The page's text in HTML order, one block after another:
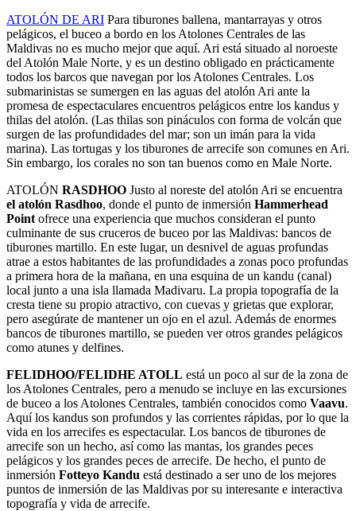
ATOLÓN DE ARI Para tiburones ballena, mantarrayas y otros
pelágicos, el buceo a bordo en los Atolones Centrales de las
Maldivas no es mucho mejor que aquí. Ari está situado al noroeste
del Atolón Male Norte, y es un destino obligado en prácticamente
todos los barcos que navegan por los Atolones Centrales. Los
submarinistas se sumergen en las aguas del atolón Ari ante la
promesa de espectaculares encuentros pelágicos entre los kandus y
thilas del atolón. (Las thilas son pináculos con forma de volcán que
surgen de las profundidades del mar; son un imán para la vida
marina). Las tortugas y los tiburones de arrecife son comunes en Ari.
Sin embargo, los corales no son tan buenos como en Male Norte.
ATOLÓN RASDHOO Justo al noreste del atolón Ari se encuentra
el atolón Rasdhoo, donde el punto de inmersión Hammerhead
Point ofrece una experiencia que muchos consideran el punto
culminante de sus cruceros de buceo por las Maldivas: bancos de
tiburones martillo. En este lugar, un desnivel de aguas profundas
atrae a estos habitantes de las profundidades a zonas poco profundas
a primera hora de la mañana, en una esquina de un kandu (canal)
local junto a una isla llamada Madivaru. La propia topografía de la
cresta tiene su propio atractivo, con cuevas y grietas que explorar,
pero asegúrate de mantener un ojo en el azul. Además de enormes
bancos de tiburones martillo, se pueden ver otros grandes pelágicos
como atunes y delfines.
FELIDHOO/FELIDHE ATOLL está un poco al sur de la zona de
los Atolones Centrales, pero a menudo se incluye en las excursiones
de buceo a los Atolones Centrales, también conocidos como Vaavu.
Aquí los kandus son profundos y las corrientes rápidas, por lo que la
vida en los arrecifes es espectacular. Los bancos de tiburones de
arrecife son un hecho, así como las mantas, los grandes peces
pelágicos y los grandes peces de arrecife. De hecho, el punto de
inmersión Fotteyo Kandu está destinado a ser uno de los mejores
puntos de inmersión de las Maldivas por su interesante e interactiva
topografía y vida de arrecife.